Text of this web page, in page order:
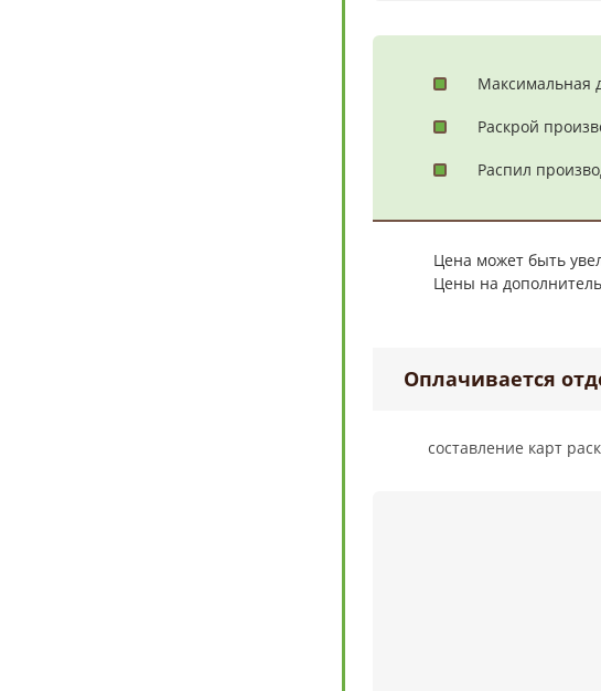
Максимальная
Раскрой
Распил
Цена может быть
Цены на
Оплачивается
cоставление карт